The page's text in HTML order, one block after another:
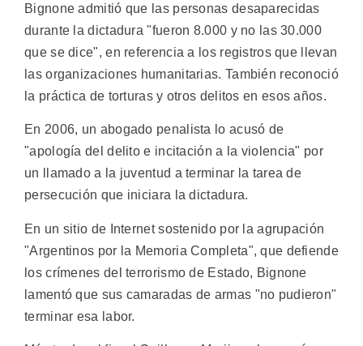
Bignone admitió que las personas desaparecidas
durante la dictadura "fueron 8.000 y no las 30.000
que se dice", en referencia a los registros que llevan
las organizaciones humanitarias. También reconoció
la práctica de torturas y otros delitos en esos años.
En 2006, un abogado penalista lo acusó de
"apología del delito e incitación a la violencia" por
un llamado a la juventud a terminar la tarea de
persecución que iniciara la dictadura.
En un sitio de Internet sostenido por la agrupación
"Argentinos por la Memoria Completa", que defiende
los crímenes del terrorismo de Estado, Bignone
lamentó que sus camaradas de armas "no pudieron"
terminar esa labor.